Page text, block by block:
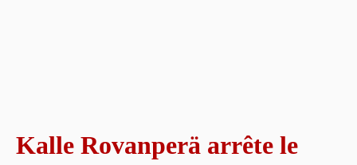
Kalle Rovanperä arrête le